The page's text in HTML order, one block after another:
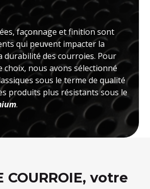
façonnage et finition sont
qui peuvent impacter la
durabilité des courroies. Pour
choix, nous avons sélectionné
sous le terme de qualité
produits plus résistants sous le
.
COURROIE, votre